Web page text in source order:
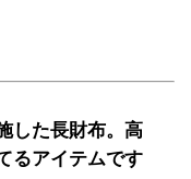
した長財布。高
るアイテムです